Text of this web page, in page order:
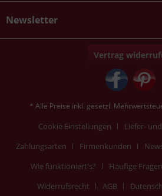
Newsletter
Vertrag
* Alle Preise inkl. gesetzl.
Cookie Einstellungen
Liefer-
Zahlungsarten
Firmenkunden
Wie funktioniert's?
Häufige
Widerrufsrecht
AGB